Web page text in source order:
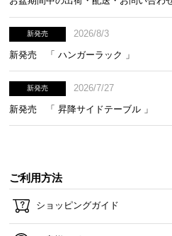
新発売
2026/8/3
新発売 「 ハンガーラック 」
新発売
2026/7/27
新発売 「 昇降サイドテーブル 」
ご利用方法
ショッピングガイド